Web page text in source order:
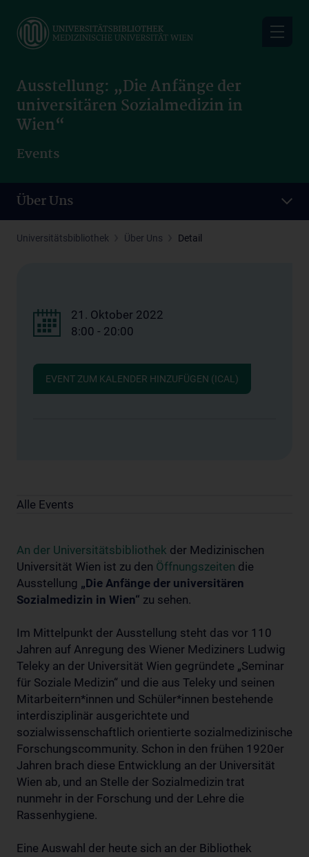
main
Ausstellung: „Die Anfänge der
universitären Sozialmedizin in
Wien“
Events
Über Uns
Universitätsbibliothek Über Uns Detail
21. Oktober 2022
8:00 - 20:00
EVENT ZUM KALENDER HINZUFÜGEN (ICAL)
Alle Events
An der Universitätsbibliothek der Medizinischen
Universität Wien ist zu den Öffnungszeiten die
Ausstellung „Die Anfänge der universitären
Sozialmedizin in Wien“ zu sehen.
Im Mittelpunkt der Ausstellung steht das vor 110
Jahren auf Anregung des Wiener Mediziners Ludwig
Teleky an der Universität Wien gegründete „Seminar
für Soziale Medizin“ und die aus Teleky und seinen
Mitarbeitern*innen und Schüler*innen bestehende
interdisziplinär ausgerichtete und
sozialwissenschaftlich orientierte sozialmedizinische
Forschungscommunity. Schon in den frühen 1920er
Jahren brach diese Entwicklung an der Universität
Wien ab, und an Stelle der Sozialmedizin trat
nunmehr in der Forschung und der Lehre die
Rassenhygiene.
Eine Auswahl der heute sich an der Bibliothek